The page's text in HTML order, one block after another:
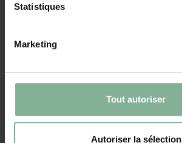
Statistiques
Marketing
Tout autoriser
Autoriser la sélection
Saint-Valentin